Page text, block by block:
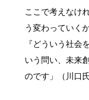
ここで考えなけ
う変わっていく
『どういう社会
いう問い、未来
のです」（川口氏